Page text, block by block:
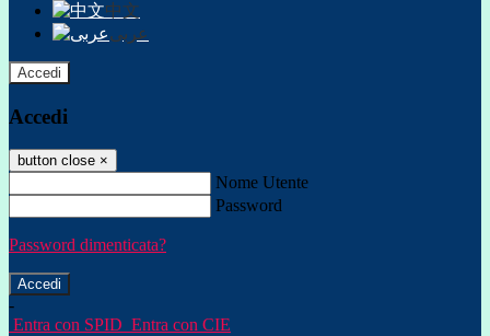
中文
عربى
Accedi
Accedi
button close ×
Nome Utente
Password
Password dimenticata?
-
Entra con SPID Entra con CIE